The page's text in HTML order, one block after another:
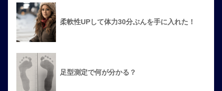
柔軟性UPして体力30分ぶんを手に入れた！
足型測定で何が分かる？